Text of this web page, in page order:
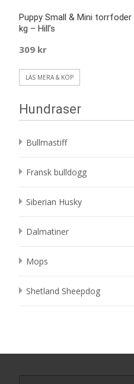
Puppy Small & Mini
kg – Hill’s
309 kr
LÄS MERA & KÖP
Hundraser
Bullmastiff
Fransk bulldogg
Siberian Husky
Dalmatiner
Mops
Shetland Sheepdog